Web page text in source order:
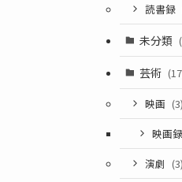
読書録
未分類
芸術
映画 (3)
映画録
演劇 (3)